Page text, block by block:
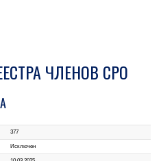
ЧЛЕНОВ СРО
377
Исключен